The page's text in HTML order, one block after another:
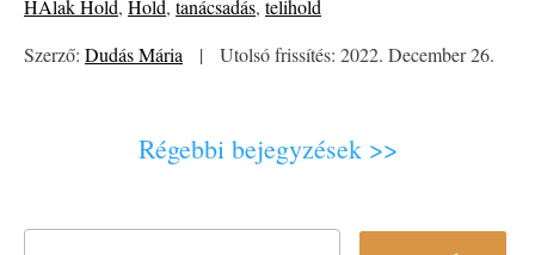
HAlak Hold, Hold, tanácsadás, telihold
Szerző: Dudás Mária | Utolsó frissítés: 2022. December 26.
Régebbi bejegyzések >>